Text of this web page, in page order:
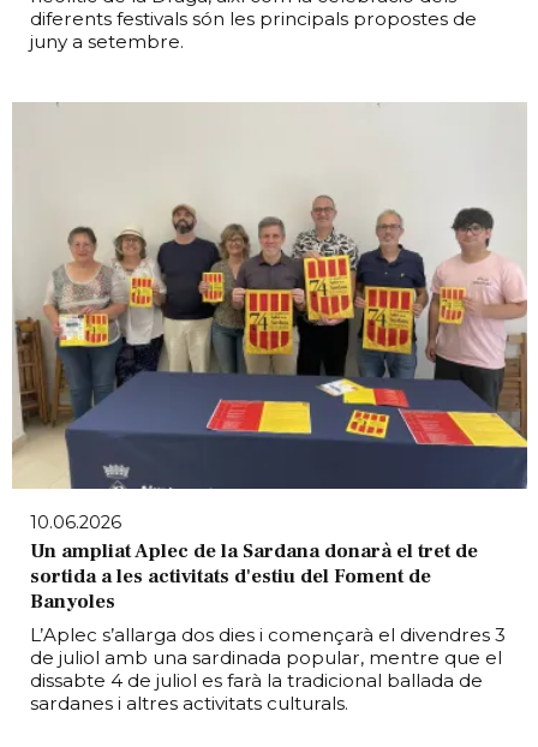
diferents festivals són les principals propostes de
juny a setembre.
10.06.2026
Un ampliat Aplec de la Sardana donarà el tret de
sortida a les activitats d'estiu del Foment de
Banyoles
L’Aplec s’allarga dos dies i començarà el divendres 3
de juliol amb una sardinada popular, mentre que el
dissabte 4 de juliol es farà la tradicional ballada de
sardanes i altres activitats culturals.